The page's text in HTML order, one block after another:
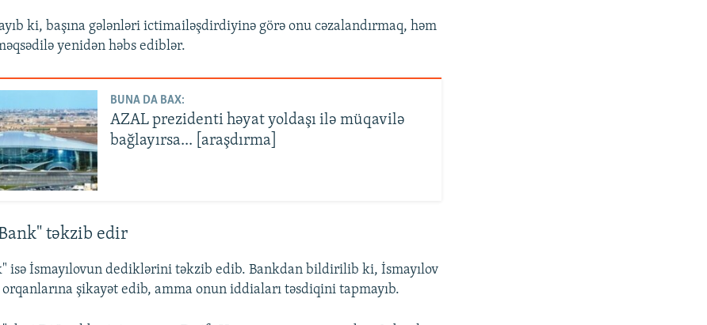
ki, başına gələnləri ictimailəşdirdiyinə görə onu cəzalandırmaq, həm
yenidən həbs ediblər.
BUNA DA BAX:
AZAL prezidenti həyat yoldaşı ilə müqavilə
bağlayırsa... [araşdırma]
təkzib edir
isə İsmayılovun dediklərini təkzib edib. Bankdan bildirilib ki, İsmayılov
şikayət edib, amma onun iddiaları təsdiqini tapmayıb.